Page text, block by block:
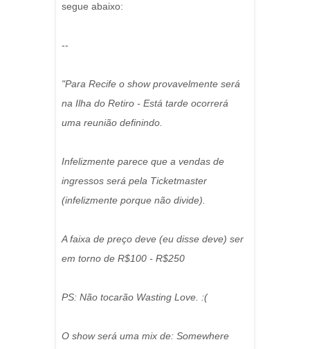
segue abaixo:
--
"Para Recife o show provavelmente será
na Ilha do Retiro - Está tarde ocorrerá
uma reunião definindo.
Infelizmente parece que a vendas de
ingressos será pela Ticketmaster
(infelizmente porque não divide).
A faixa de preço deve (eu disse deve) ser
em torno de R$100 - R$250
PS: Não tocarão Wasting Love. :(
O show será uma mix de: Somewhere